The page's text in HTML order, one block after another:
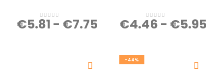
0out of 5
€5.81 - €7.75 0 out of 5
€4.46 - €5.95
-44%